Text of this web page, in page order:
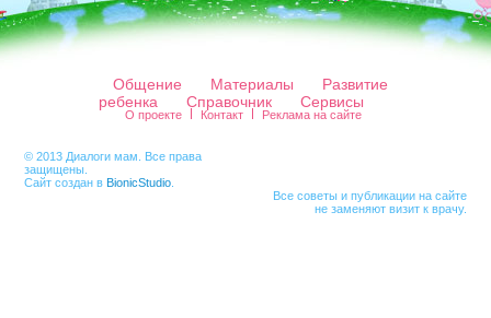
Общение Материалы
Развитие
ребенка
Справочник Сервисы
О проекте Контакт Реклама на сайте
© 2013 Диалоги мам. Все права
защищены.
Сайт создан в BionicStudio
Все советы и публикации на сайте
не заменяют визит к врачу.